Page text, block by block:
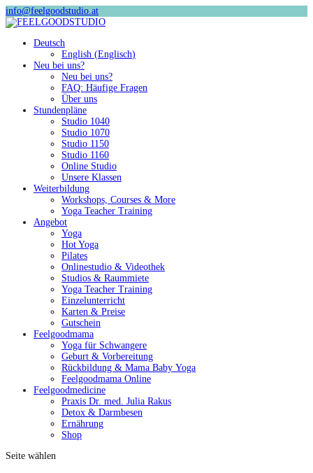
info@feelgoodstudio.at
Deutsch
English (Englisch)
Neu bei uns?
Neu bei uns?
FAQ: Häufige Fragen
Über uns
Stundenpläne
Studio 1040
Studio 1070
Studio 1150
Studio 1160
Online Studio
Unsere Klassen
Weiterbildung
Workshops, Courses & More
Yoga Teacher Training
Angebot
Yoga
Hot Yoga
Pilates
Onlinestudio & Videothek
Studios & Raummiete
Yoga Teacher Training
Einzelunterricht
Karten & Preise
Gutschein
Feelgoodmama
Yoga für Schwangere
Geburt & Vorbereitung
Rückbildung & Mama Baby Yoga
Feelgoodmama Online
Feelgoodmedicine
Praxis Dr. med. Julia Rakus
Detox & Darmbesen
Ernährung
Shop
Seite wählen